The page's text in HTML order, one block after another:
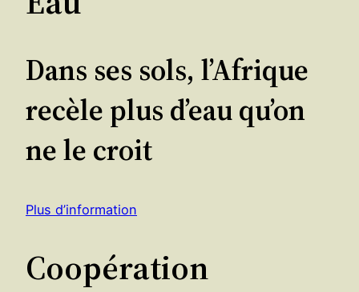
Dans ses sols, l’Afrique
recèle plus d’eau qu’on
ne le croit
Plus d’information
Coopération